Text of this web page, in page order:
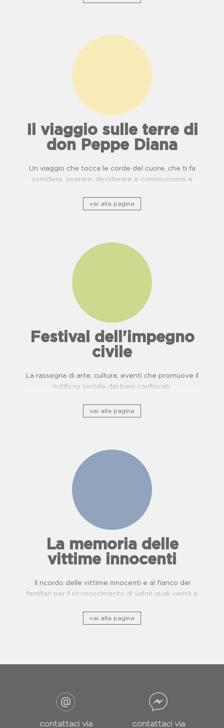
Il viaggio sulle terre di
don Peppe Diana
Un viaggio che tocca le corde del cuore, che ti fa
sorridere, sperare, desiderare e commuovere e
di usanze, cucina e buone pratiche.
vai alla pagina
Festival dell'impegno
civile
La rassegna di arte, cultura, eventi che promuove il
riutilizzo sociale dei beni confiscati.
vai alla pagina
La memoria delle
vittime innocenti
Il ricordo delle vittime innocenti e al fianco dei
familiari per il riconoscimento di valori quali verità e
vai alla pagina
contattaci via contattaci via